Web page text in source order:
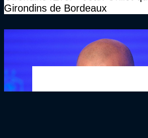
Girondins de Bordeaux